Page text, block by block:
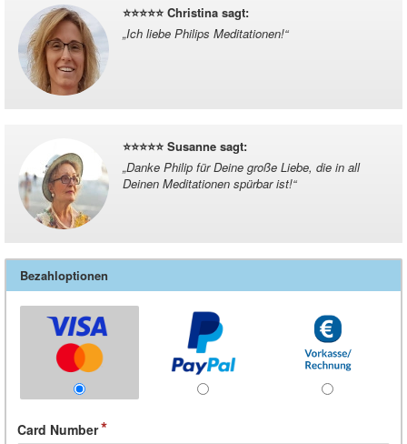
⭐️⭐️⭐️⭐️⭐️ Christina sagt:
„Ich liebe Philips Meditationen!“
⭐️⭐️⭐️⭐️⭐️ Susanne sagt:
„Danke Philip für Deine große Liebe, die in all
Deinen Meditationen spürbar ist!“
Bezahloptionen
Card Number